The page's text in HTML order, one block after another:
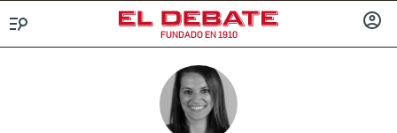
FUNDADO EN 1910